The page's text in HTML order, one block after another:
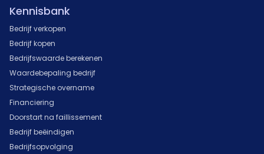
Kennisbank
Bedrijf verkopen
Bedrijf kopen
Bedrijfswaarde berekenen
Waardebepaling bedrijf
Strategische overname
Financiering
Doorstart na faillissement
Bedrijf beëindigen
Bedrijfsopvolging